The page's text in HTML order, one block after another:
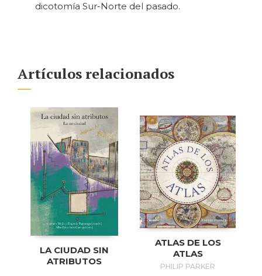
dicotomía Sur-Norte del pasado.
Artículos relacionados
LA CIUDAD SIN
ATRIBUTOS
ATLAS DE LOS
ATLAS
PHILIP PARKER